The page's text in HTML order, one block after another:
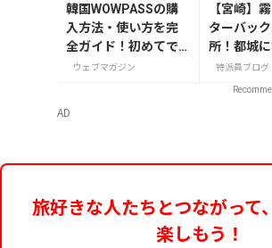
韓国WOWPASSの購
入方法・使い方を完
全ガイド！初めてで
も迷わない
ウェブマガジン
【宮崎】
ターバッ
所！都城
「
SHIP
特派員ブログ
AD
旅好きな人たちとつながって
楽しもう！